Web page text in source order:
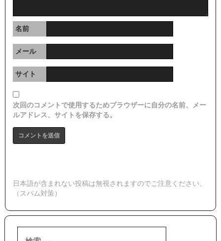
名前
メール
サイト
次回のコメントで使用するためブラウザーに自分の名前、メー
ルアドレス、サイトを保存する。
日本語が含まれない投稿は無視されますのでご注意ください。
（スパム対策）